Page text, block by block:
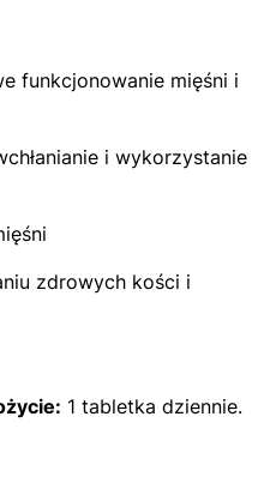
funkcjonowanie mięśni i
i wykorzystanie
zdrowych kości i
1 tabletka dziennie.